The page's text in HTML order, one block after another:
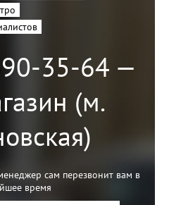
35-64 —
(м.
сам перезвонит вам в
время